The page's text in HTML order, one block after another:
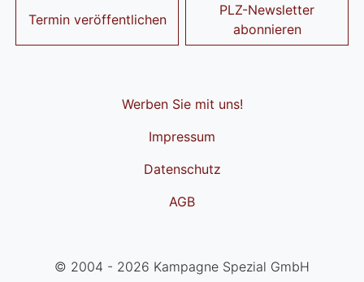
Termin veröffentlichen
PLZ-Newsletter
abonnieren
Werben Sie mit uns!
Impressum
Datenschutz
AGB
© 2004 - 2026 Kampagne Spezial GmbH